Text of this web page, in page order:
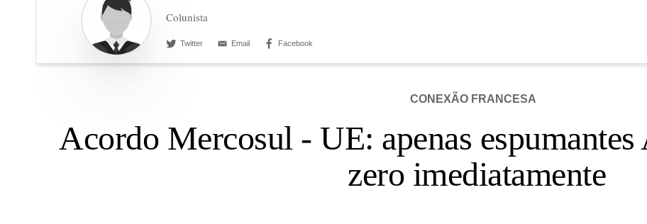
Colunista
Twitter Email Facebook
CONEXÃO FRANCESA
Acordo Mercosul - UE: apenas
zero imediatamente